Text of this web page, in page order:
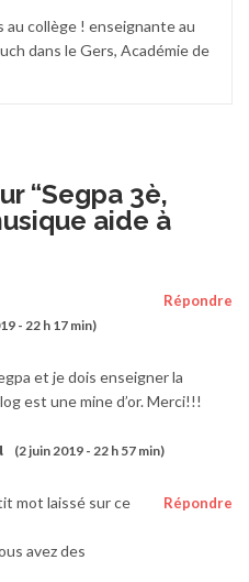
au collège ! enseignante au
dans le Gers, Académie de
“Segpa 3è,
aide à
- 22 h 17 min)
Répondre
et je dois enseigner la
est une mine d’or. Merci!!!
(2 juin 2019 - 22 h 57 min)
Répondre
mot laissé sur ce
avez des